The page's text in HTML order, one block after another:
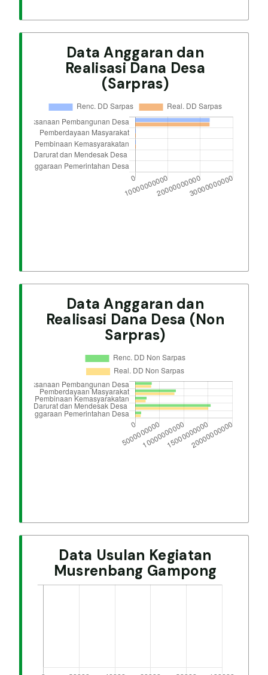
Data Anggaran dan
Realisasi Dana Desa
(Sarpras)
Data Anggaran dan
Realisasi Dana Desa (Non
Sarpras)
Data Usulan Kegiatan
Musrenbang Gampong